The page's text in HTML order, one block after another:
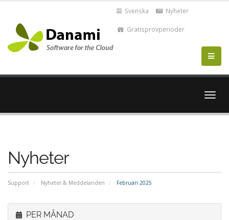
Svenska Nyheter
Gratisprovperioder
Växla
Nyheter
Support Nyheter & Meddelanden Februari 2025
PER MÅNAD